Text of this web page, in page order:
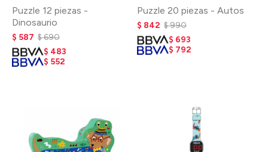
Puzzle 12 piezas -
Dinosaurio
$ 587 $690
$ 483
$ 552
Puzzle 20 piezas - Autos
$ 842 $990
$ 693
$ 792